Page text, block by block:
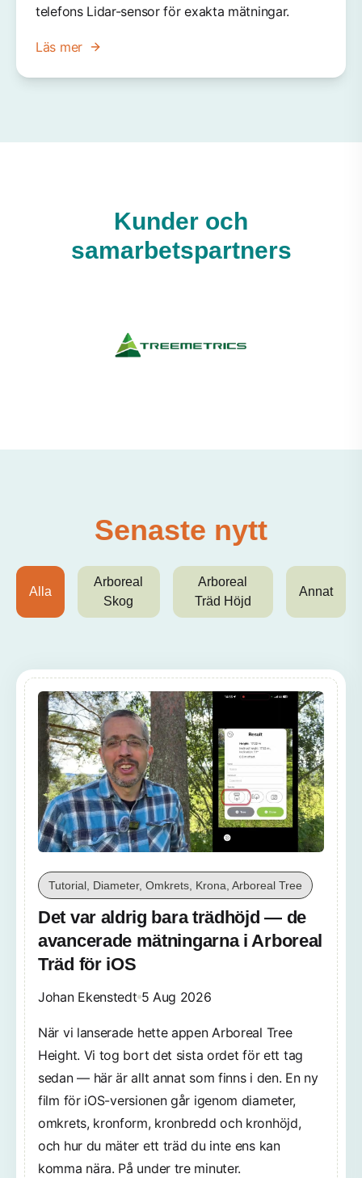
telefons Lidar-sensor för exakta mätningar.
Läs mer
Kunder och
samarbetspartners
Senaste nytt
Alla
Arboreal
Skog
Arboreal
Träd Höjd
Annat
Tutorial, Diameter, Omkrets, Krona, Arboreal Tree
Det var aldrig bara trädhöjd — de
avancerade mätningarna i Arboreal
Träd för iOS
Johan Ekenstedt 5 Aug 2026
När vi lanserade hette appen Arboreal Tree
Height. Vi tog bort det sista ordet för ett tag
sedan — här är allt annat som finns i den. En ny
film för iOS-versionen går igenom diameter,
omkrets, kronform, kronbredd och kronhöjd,
och hur du mäter ett träd du inte ens kan
komma nära. På under tre minuter.